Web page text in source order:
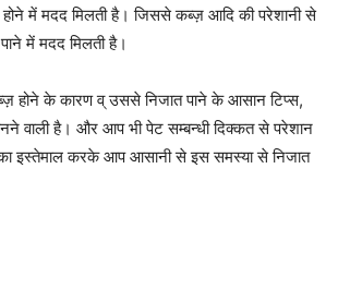
में मदद मिलती है। जिससे कब्ज़ आदि की परेशानी से
में मदद मिलती है।
होने के कारण व् उससे निजात पाने के आसान टिप्स,
वाली है। और आप भी पेट सम्बन्धी दिक्कत से परेशान
इस्तेमाल करके आप आसानी से इस समस्या से निजात